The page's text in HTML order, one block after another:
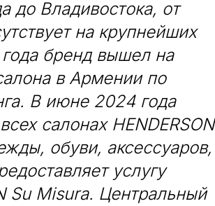
до Владивостока, от
на крупнейших
бренд вышел на
в Армении по
В июне 2024 года
салонах HENDERSON
обуви, аксессуаров,
услугу
Su Misura. Центральный